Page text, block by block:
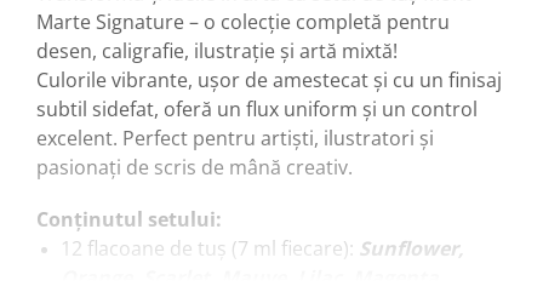
Marte Signature – o colecție completă pentru
desen, caligrafie, ilustrație și artă mixtă!
Culorile vibrante, ușor de amestecat și cu un finisaj
subtil sidefat, oferă un flux uniform și un control
excelent. Perfect pentru artiști, ilustratori și
pasionați de scris de mână creativ.
Conținutul setului:
12 flacoane de tuș (7 ml fiecare): Sunflower,